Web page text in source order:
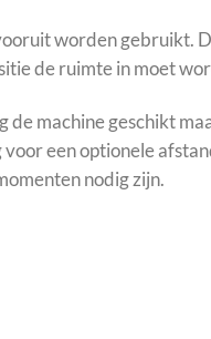
worden gebruikt.
de ruimte in moet
machine geschikt
een optionele
nodig zijn.